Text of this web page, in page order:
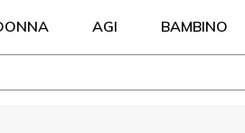
AGI BAMBINO